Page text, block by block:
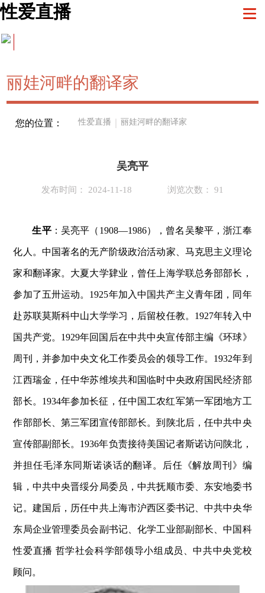
性爱直播
丽娃河畔的翻译家
您的位置： 性爱直播 丽娃河畔的翻译家
吴亮平
发布时间： 2024-11-18 浏览次数： 91
生平：吴亮平（1908—1986），曾名吴黎平，浙江奉
化人。中国著名的无产阶级政治活动家、马克思主义理论
家和翻译家。大夏大学肄业，曾任上海学联总务部部长，
参加了五卅运动。1925年加入中国共产主义青年团，同年
赴苏联莫斯科中山大学学习，后留校任教。1927年转入中
国共产党。1929年回国后在中共中央宣传部主编《环球》
周刊，并参加中央文化工作委员会的领导工作。1932年到
江西瑞金，任中华苏维埃共和国临时中央政府国民经济部
部长。1934年参加长征，任中国工农红军第一军团地方工
作部部长、第三军团宣传部部长。到陕北后，任中共中央
宣传部副部长。1936年负责接待美国记者斯诺访问陕北，
并担任毛泽东同斯诺谈话的翻译。后任《解放周刊》编
辑，中共中央晋绥分局委员，中共抚顺市委、东安地委书
记。建国后，历任中共上海市沪西区委书记、中共中央华
东局企业管理委员会副书记、化学工业部副部长、中国科
性爱直播 哲学社会科学部领导小组成员、中共中央党校
顾问。